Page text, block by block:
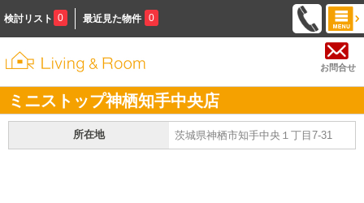
検討リスト 0 最近見た物件 0
お問合せ
ミニストップ神栖知手中央店
所在地 茨城県神栖市知手中央１丁目7-31